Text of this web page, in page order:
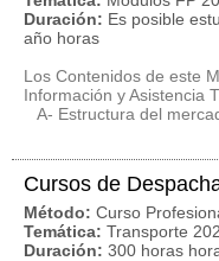
Duración: Es posible
año horas
Los Contenidos de este
Información y Asistencia
A- Estructura del
Cursos de
Método: Curso
Temática: Transporte
Duración: 300 horas